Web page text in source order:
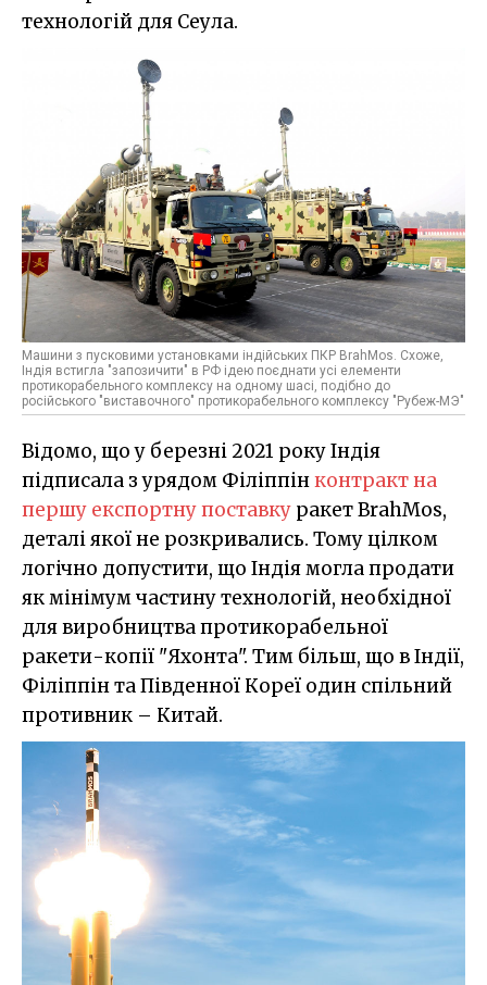
технологій для Сеула.
Машини з пусковими установками індійських ПКР BrahMos. Схоже,
Індія встигла "запозичити" в РФ ідею поєднати усі елементи
протикорабельного комплексу на одному шасі, подібно до
російського "виставочного" протикорабельного комплексу "Рубеж-МЭ"
Відомо, що у березні 2021 року Індія
підписала з урядом Філіппінконтракт на
першу експортну поставку ракет BrahMos,
деталі якої не розкривались. Тому цілком
логічно допустити, що Індія могла продати
як мінімум частину технологій, необхідної
для виробництва протикорабельної
ракети-копії "Яхонта". Тим більш, що в Індії,
Філіппін та Південної Кореї один спільний
противник – Китай.